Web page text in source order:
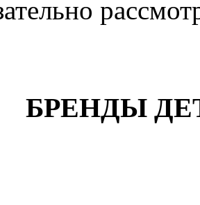
БРЕНДЫ